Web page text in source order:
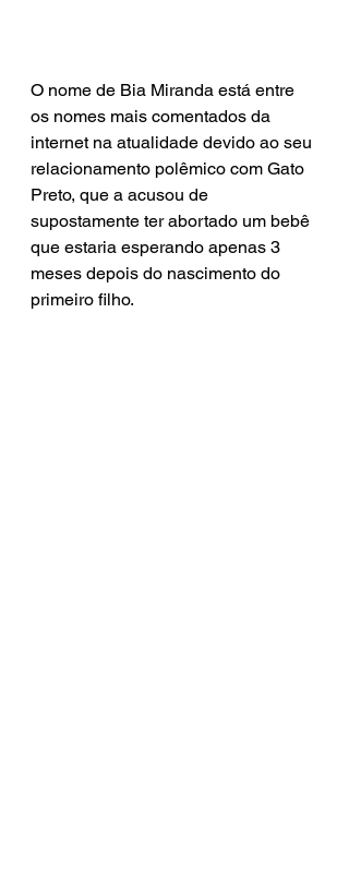
O nome de Bia Miranda está entre
os nomes mais comentados da
internet na atualidade devido ao seu
relacionamento polêmico com Gato
Preto, que a acusou de
supostamente ter abortado um bebê
que estaria esperando apenas 3
meses depois do nascimento do
primeiro filho.